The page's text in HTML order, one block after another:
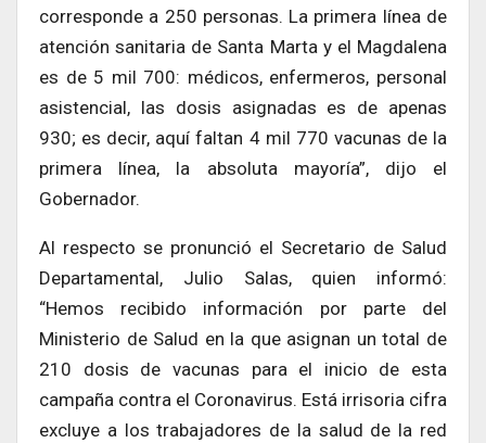
corresponde a 250 personas. La primera línea de
atención sanitaria de Santa Marta y el Magdalena
es de 5 mil 700: médicos, enfermeros, personal
asistencial, las dosis asignadas es de apenas
930; es decir, aquí faltan 4 mil 770 vacunas de la
primera línea, la absoluta mayoría”, dijo el
Gobernador.
Al respecto se pronunció el Secretario de Salud
Departamental, Julio Salas, quien informó:
“Hemos recibido información por parte del
Ministerio de Salud en la que asignan un total de
210 dosis de vacunas para el inicio de esta
campaña contra el Coronavirus. Está irrisoria cifra
excluye a los trabajadores de la salud de la red